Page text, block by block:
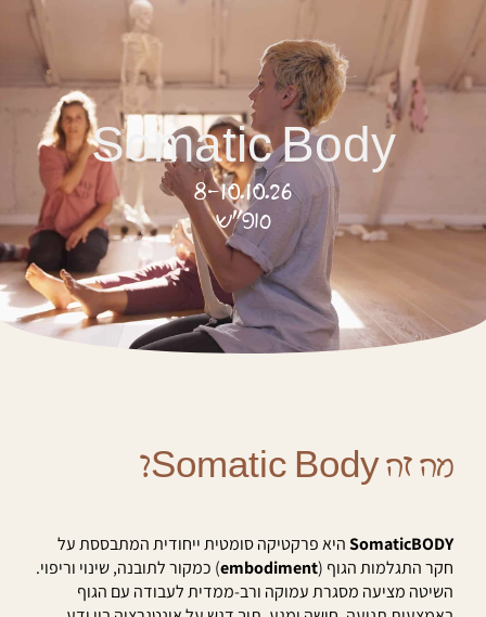
Somatic Body
8-10.10.26
סופ"ש
מה זה Somatic Body?
SomaticBODYהיא פרקטיקה סומטית ייחודית המתבססת על
חקר התגלמות הגוף (embodiment) כמקור לתובנה, שינוי וריפוי.
השיטה מציעה מסגרת עמוקה ורב-ממדית לעבודה עם הגוף